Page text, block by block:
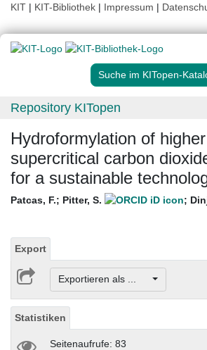
KIT | KIT-Bibliothek | Impressum |
Suche im KITopen-
Repository KITopen
Hydroformylation of
supercritical carbon
for a sustainable
Patcas, F.; Pitter, S. ;
Export
Exportieren als ...
Statistiken
Seitenaufrufe: 83